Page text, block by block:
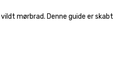
mørbrad. Denne guide er skabt